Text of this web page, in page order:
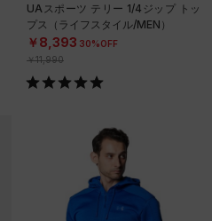
UAスポーツ テリー 1/4ジップ トッ
プス（ライフスタイル/MEN）
￥8,393 30%OFF
￥11,990